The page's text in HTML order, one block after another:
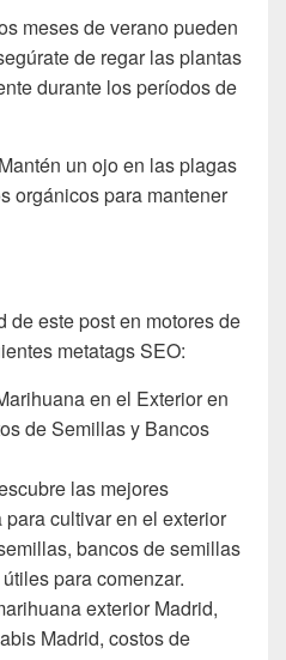
meses de verano pueden
de regar las plantas
durante los períodos de
un ojo en las plagas
orgánicos para mantener
de este post en motores de
metatags SEO:
en el Exterior en
de Semillas y Bancos
las mejores
cultivar en el exterior
bancos de semillas
para comenzar.
exterior Madrid,
Madrid, costos de